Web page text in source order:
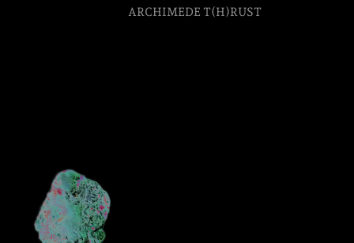
Artistes
ARCHIMEDE T(H)RUST